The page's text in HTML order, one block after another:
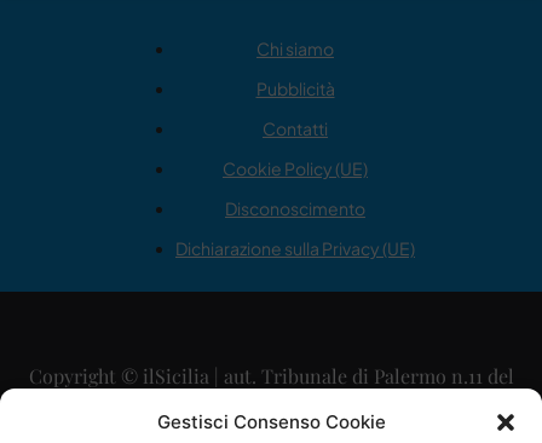
Gestisci Consenso Cookie
Chi siamo
Pubblicità
Contatti
Cookie Policy (UE)
Disconoscimento
Dichiarazione sulla Privacy (UE)
Copyright © ilSicilia | aut. Tribunale di Palermo n.11 del
29/09/2015